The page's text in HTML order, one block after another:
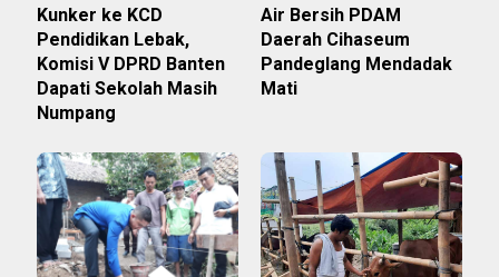
Kunker ke KCD
Pendidikan Lebak,
Komisi V DPRD Banten
Dapati Sekolah Masih
Numpang
Air Bersih PDAM
Daerah Cihaseum
Pandeglang Mendadak
Mati